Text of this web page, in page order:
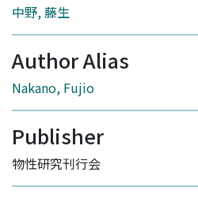
中野, 藤生
Author Alias
Nakano, Fujio
Publisher
物性研究刊行会